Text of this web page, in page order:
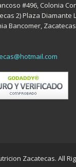
#496, Colonia
2) Plaza Diamante
Bancomer,
Zacatecas. All